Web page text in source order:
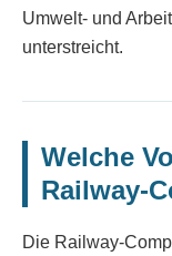
Umwelt- und
unterstreicht.
Welche
Railway-
Die Railway-